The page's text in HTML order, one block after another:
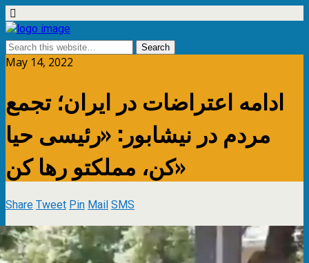
May 14, 2022
ادامه اعتراضات در ایران؛ تجمع
مردم در نیشابور: «رئیسی حیا
کن، مملکتو رها کن»
ShareTweetPinMailSMS